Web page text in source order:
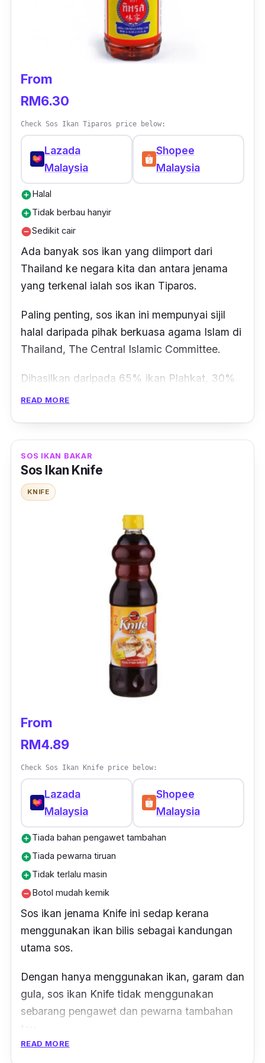
From
RM6.30
Check Sos Ikan Tiparos price below:
Lazada
Malaysia
Shopee
Malaysia
add_circleHalal
add_circleTidak berbau hanyir
remove_circleSedikit cair
Ada banyak sos ikan yang diimport dari
Thailand ke negara kita dan antara jenama
yang terkenal ialah sos ikan Tiparos.
Paling penting, sos ikan ini mempunyai sijil
halal daripada pihak berkuasa agama Islam di
Thailand, The Central Islamic Committee.
Dihasilkan daripada 65% ikan Plahkat, 30%
air garam, 5% gula dan juga 2mg/l iodin, sos
Jika anda ingin makan begitu sahaja pun
boleh sebab sos ikan ini sesuai dijadikan
sebagai sos untuk mencicah
celup tepung dan sebagainya.
READ MORE
SOS IKAN BAKAR
Sos Ikan Knife
KNIFE
From
RM4.89
Check Sos Ikan Knife price below:
Lazada
Malaysia
Shopee
Malaysia
add_circleTiada bahan pengawet tambahan
add_circleTiada pewarna tiruan
add_circleTidak terlalu masin
remove_circleBotol mudah kemik
Sos ikan jenama Knife ini sedap kerana
menggunakan ikan bilis sebagai kandungan
utama sos.
Dengan hanya menggunakan ikan, garam dan
gula, sos ikan Knife tidak menggunakan
sebarang pengawet dan pewarna tambahan
READ MORE